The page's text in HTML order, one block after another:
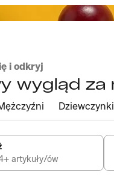
i odkryj
wygląd za
Dziewczynki
artykuły/ów